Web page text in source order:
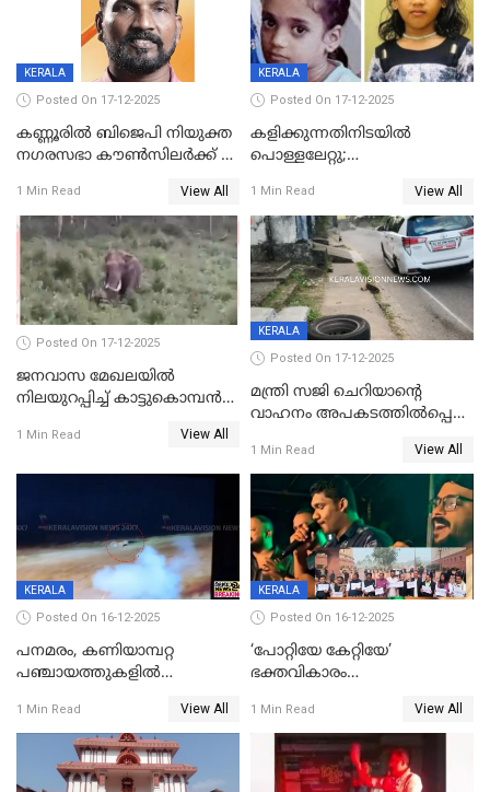
KERALA
Posted On 17-12-2025
കണ്ണൂരിൽ ബിജെപി നിയുക്ത
നഗരസഭാ കൗൺസിലർക്ക് 36
1 Min Read View All
KERALA
Posted On 17-12-2025
കളിക്കുന്നതിനിടയിൽ
പൊള്ളലേറ്റു;
ക്ലാസ് വിദ്യാർത്ഥിനി മരിച്ചു
1 Min Read View All
Posted On 17-12-2025
ജനവാസ മേഖലയില്‍
നിലയുറപ്പിച്ച് കാട്ടുകൊമ്പന്‍
1 Min Read View All
KERALA
Posted On 17-12-2025
മന്ത്രി സജി ചെറിയാന്റെ
വാഹനം അപകടത്തിൽപ്പെട്ടു;
രക്ഷപ്പെട്ടത് തലനാരിടയ്ക്ക്
1 Min Read View All
KERALA
Posted On 16-12-2025
പനമരം, കണിയാമ്പറ്റ
പഞ്ചായത്തുകളിൽ
സ്ഥാപനങ്ങൾക്ക് അവധി
1 Min Read View All
KERALA
Posted On 16-12-2025
‘പോറ്റിയേ കേറ്റിയേ’
ഭക്തവികാരം
ഡിജിപിക്ക് പരാതി; ശക്തമായ
നടപടി വേണമെന്നു
സിപിഐഎമ്മും
1 Min Read View All